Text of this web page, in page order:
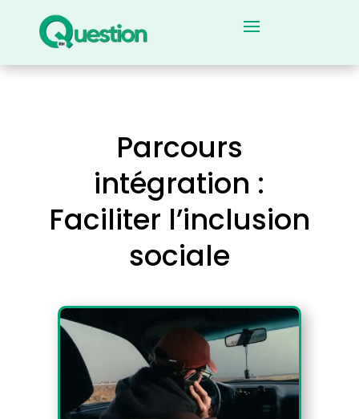
Parcours
intégration :
Faciliter l’inclusion
sociale